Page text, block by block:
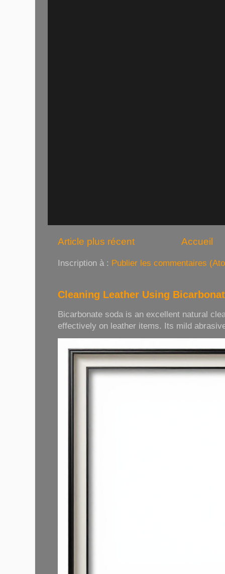
Article plus récent Accueil
Inscription à : Publier les commentaires
Cleaning Leather Using
Bicarbonate soda is an excellent natural
effectively on leather items. Its mild